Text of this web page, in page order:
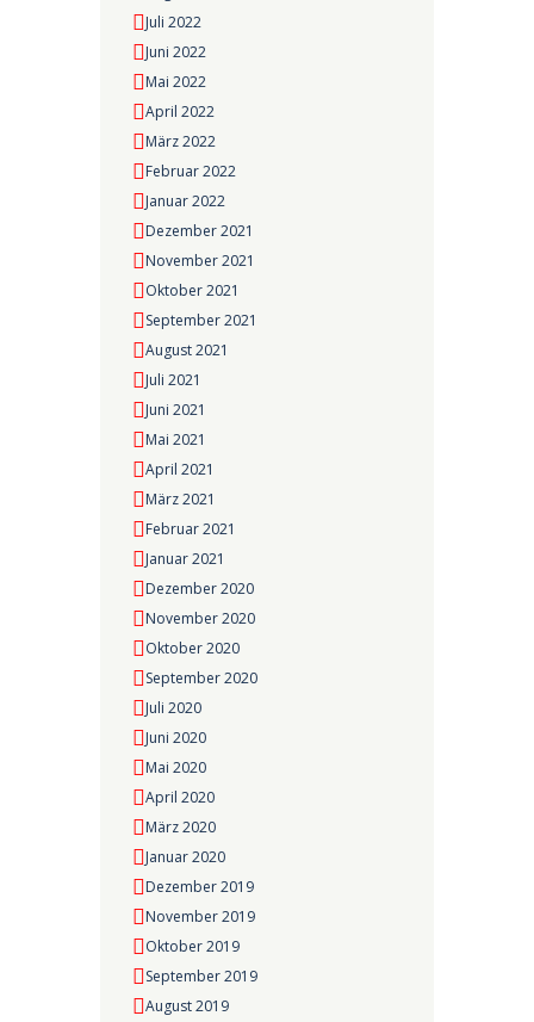
Juli 2022
Juni 2022
Mai 2022
April 2022
März 2022
Februar 2022
Januar 2022
Dezember 2021
November 2021
Oktober 2021
September 2021
August 2021
Juli 2021
Juni 2021
Mai 2021
April 2021
März 2021
Februar 2021
Januar 2021
Dezember 2020
November 2020
Oktober 2020
September 2020
Juli 2020
Juni 2020
Mai 2020
April 2020
März 2020
Januar 2020
Dezember 2019
November 2019
Oktober 2019
September 2019
August 2019